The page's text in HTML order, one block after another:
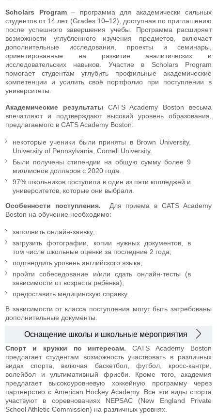
Scholars Program – программа для академически сильных
студентов от 14 лет (Grades 10–12), доступная по приглашению
после успешного завершения учебы. Программа расширяет
возможности углубленного изучения предметов, включает
дополнительные исследования, проекты и семинары,
ориентированные на развитие аналитических и
исследовательских навыков. Участие в Scholars Program
помогает студентам углубить профильные академические
компетенции и усилить своё портфолио при поступлении в
университеты.
Академические результаты CATS Academy Boston весьма
впечатляют и подтверждают высокий уровень образования,
предлагаемого в CATS Academy Boston:
некоторые ученики были приняты в Brown University,
University of Pennsylvania, Cornell University.
Были получены стипендии на общую сумму более 9
миллионов долларов с 2020 года.
97% школьников поступили в один из пяти колледжей и
университетов, которые они выбрали.
Особенности поступления.
Для приема в CATS Academy
Boston на обучение необходимо:
заполнить онлайн-заявку;
загрузить фотографии, копии нужных документов, в
том числе школьные оценки за последние 2 года;
подтвердить уровень английского языка;
пройти собеседование и/или сдать онлайн-тесты (в
зависимости от возраста ребёнка);
предоставить медицинскую справку.
В зависимости от класса поступления могут быть затребованы
дополнительные документы.
Оснащение школы и школьные мероприятия
Спорт и кружки по интересам. CATS Academy Boston
предлагает студентам возможность участвовать в различных
видах спорта, включая баскетбол, футбол, кросс-кантри,
волейбол и ультимативный фрисби. Кроме того, академия
предлагает высокоуровневую хоккейную программу через
партнерство с American Hockey Academy. Все эти виды спорта
участвуют в соревнованиях NEPSAC (New England Private
School Athletic Commission) на различных уровнях.